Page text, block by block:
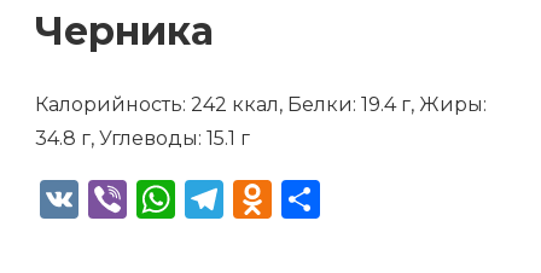
Черника
Калорийность: 242 ккал, Белки: 19.4 г, Жиры:
34.8 г, Углеводы: 15.1 г
VK ViberWhatsApp
Telegram
Odnoklassniki